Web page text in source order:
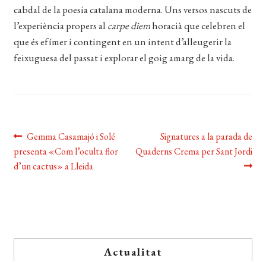
cabdal de la poesia catalana moderna. Uns versos nascuts de
l’experiència propers al carpe diemhoracià que celebren el
que és efímer i contingent en un intent d’alleugerir la
feixuguesa del passat i explorar el goig amarg de la vida.
Navegació
d'entrades
Entrada
anterior:
Gemma Casamajó i Solé
presenta «Com l’oculta flor
d’un cactus» a Lleida
Pròxima
entrada:
Signatures a la parada de
Quaderns Crema per Sant Jordi
Actualitat